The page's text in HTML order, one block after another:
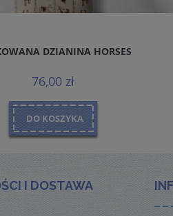
DZIANINA HORSES
76,00 zł
DO KOSZYKA
I DOSTAWA